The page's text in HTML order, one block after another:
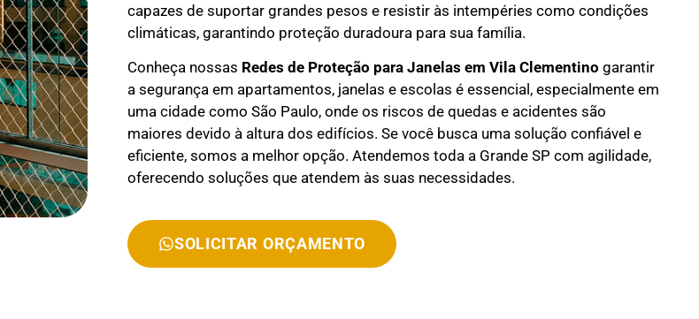
capazes de suportar grandes pesos e resistir às intempéries como condições
climáticas, garantindo proteção duradoura para sua família.
Conheça nossas Redes de Proteção para Janelas em Vila Clementino garantir
a segurança em apartamentos, janelas e escolas é essencial, especialmente em
uma cidade como São Paulo, onde os riscos de quedas e acidentes são
maiores devido à altura dos edifícios. Se você busca uma solução confiável e
eficiente, somos a melhor opção. Atendemos toda a Grande SP com agilidade,
oferecendo soluções que atendem às suas necessidades.
SOLICITAR ORÇAMENTO